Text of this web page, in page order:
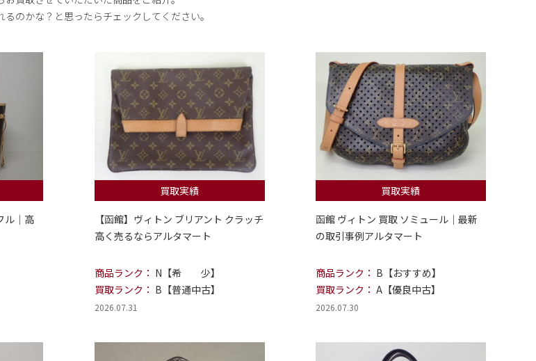
るのかな？ と思ったらチェックしてください。
ル｜高
買取実績
【函館】ヴィトン ブリアント クラッチ
高く売るならアルタマート
商品ランク： N【希 少】
買取ランク： B【普通中古】
2026.07.31
買取実績
函館 ヴィトン 買取 ソミュール｜最新
の取引事例アルタマート
商品ランク： B【おすすめ】
買取ランク： A【優良中古】
2026.07.30